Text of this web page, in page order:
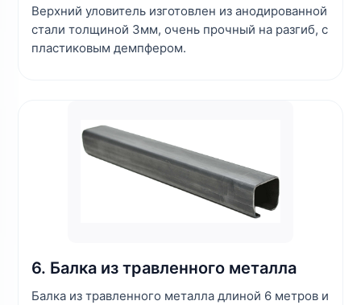
Верхний уловитель изготовлен из анодированной
стали толщиной 3мм, очень прочный на разгиб, с
пластиковым демпфером.
6. Балка из травленного металла
Балка из травленного металла длиной 6 метров и